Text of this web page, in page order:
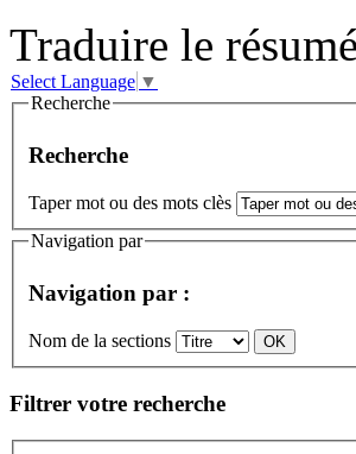
Traduire le
Select Language ▼
Recherche
Recherche
Taper mot ou des mots clès
Navigation par
Navigation par :
Nom de la sections
Filtrer votre recherche